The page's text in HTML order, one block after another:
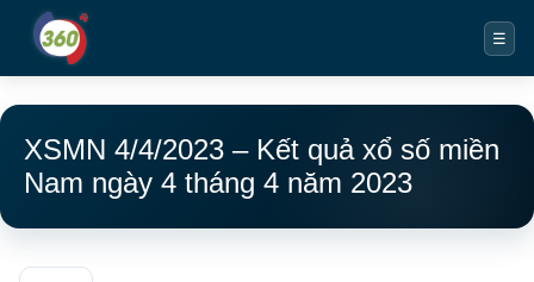
☰
XSMN 4/4/2023 – Kết quả xổ số miền
Nam ngày 4 tháng 4 năm 2023